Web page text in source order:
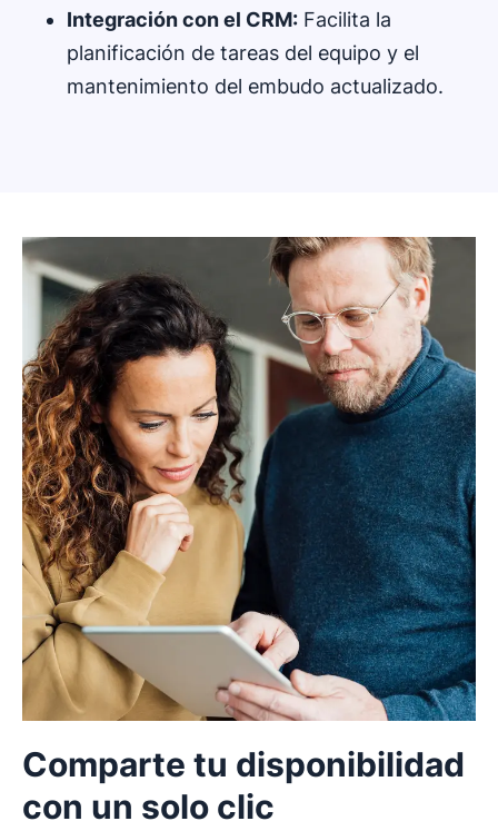
Integración con el CRM: Facilita la
planificación de tareas del equipo y el
mantenimiento del embudo actualizado.
Comparte tu disponibilidad
con un solo clic